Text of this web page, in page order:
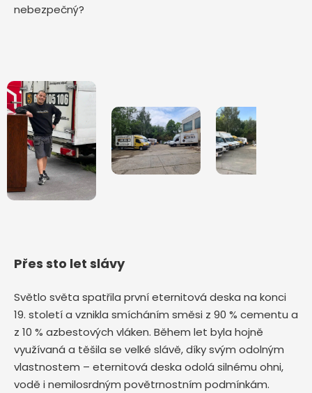
nebezpečný?
Přes sto let slávy
Světlo světa spatřila první eternitová deska na konci
19. století a vznikla smícháním směsi z 90 % cementu a
z 10 % azbestových vláken. Během let byla hojně
využívaná a těšila se velké slávě, díky svým odolným
vlastnostem – eternitová deska odolá silnému ohni,
vodě i nemilosrdným povětrnostním podmínkám.